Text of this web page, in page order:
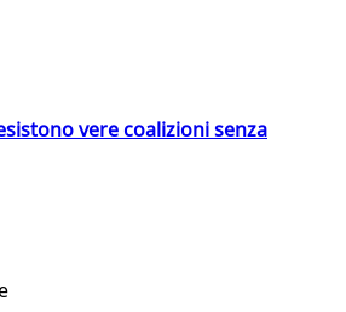
vere coalizioni senza